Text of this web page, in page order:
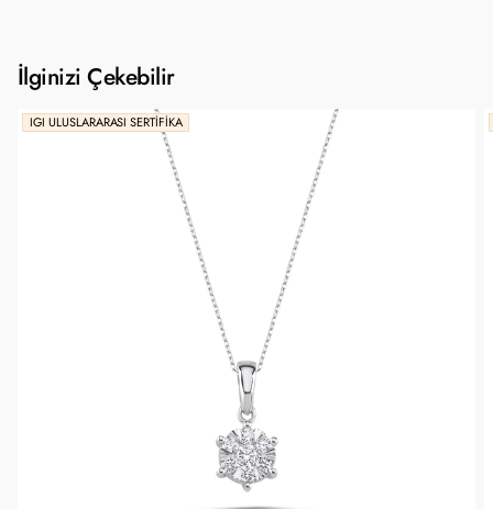
İlginizi Çekebilir
IGI ULUSLARARASI SERTIFIKA